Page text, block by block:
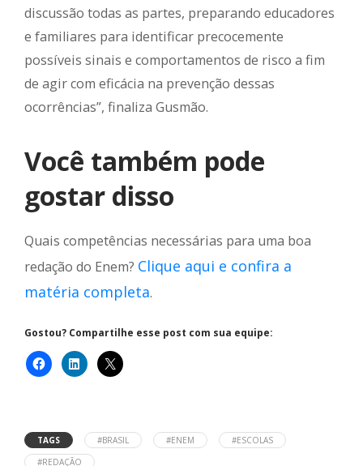
discussão todas as partes, preparando educadores
e familiares para identificar precocemente
possíveis sinais e comportamentos de risco a fim
de agir com eficácia na prevenção dessas
ocorrências”, finaliza Gusmão.
Você também pode
gostar disso
Quais competências necessárias para uma boa
redação do Enem? Clique aqui e confira a
matéria completa.
Gostou? Compartilhe esse post com sua equipe:
TAGS #BRASIL #ENEM
#ESCOLAS
#REDAÇÃO